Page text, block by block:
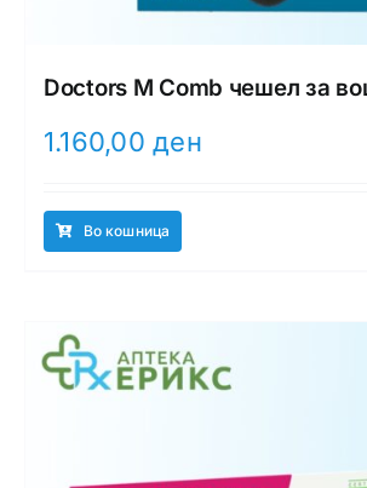
Doctors M Comb чешел за
1.160,00ден
Во кошница